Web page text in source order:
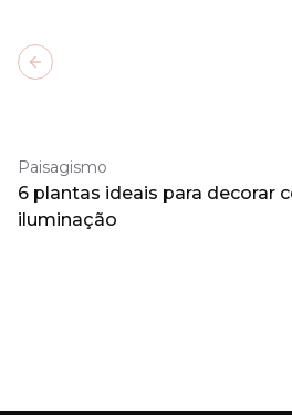
Paisagismo
6 plantas ideais para decorar
iluminação
Previous slide